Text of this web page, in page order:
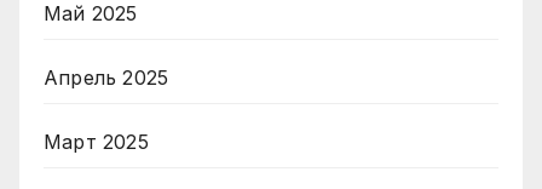
Май 2025
Апрель 2025
Март 2025